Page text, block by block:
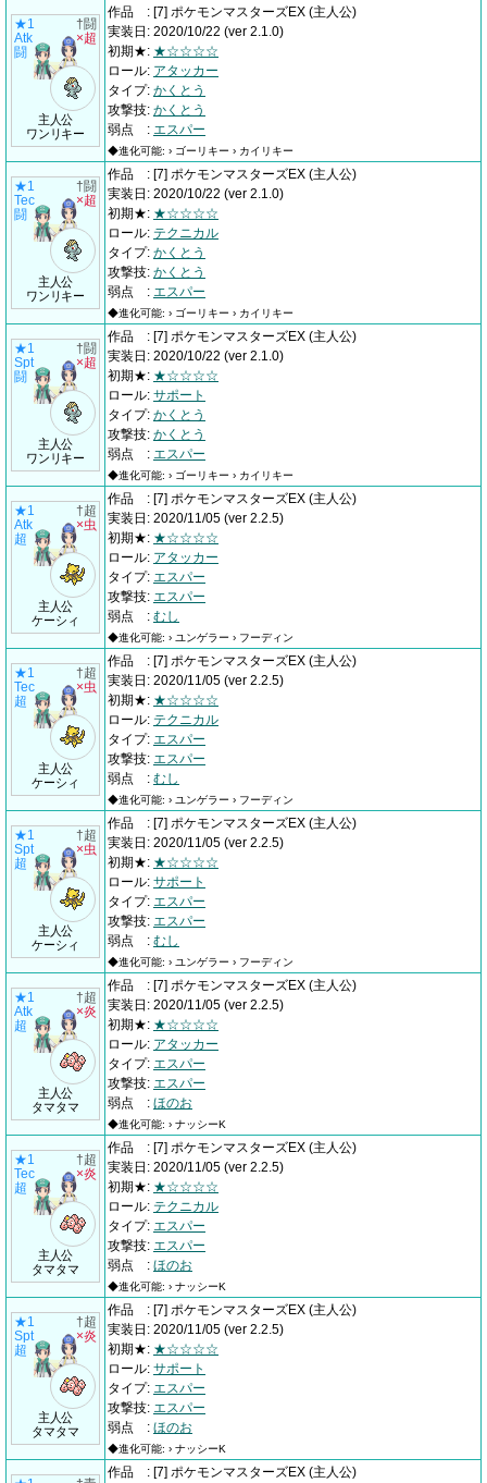
★1
Atk
闘
主人公
ワンリキー
†闘
×超
作品 : [7] ポケモンマスターズEX (主人公)
実装日 : 2020/10/22 (ver 2.1.0)
初期★: ★☆☆☆☆
ロール: アタッカー
タイプ: かくとう
攻撃技: かくとう
弱点
: エスパー
◆進化可能: › ゴーリキー › カイリキー
★1
Tec
闘
主人公
ワンリキー
†闘
×超
作品 : [7] ポケモンマスターズEX (主人公)
実装日 : 2020/10/22 (ver 2.1.0)
初期★: ★☆☆☆☆
ロール: テクニカル
タイプ: かくとう
攻撃技: かくとう
弱点
: エスパー
◆進化可能: › ゴーリキー › カイリキー
★1
Spt
闘
主人公
ワンリキー
†闘
×超
作品 : [7] ポケモンマスターズEX (主人公)
実装日 : 2020/10/22 (ver 2.1.0)
初期★: ★☆☆☆☆
ロール: サポート
タイプ: かくとう
攻撃技: かくとう
弱点
: エスパー
◆進化可能: › ゴーリキー › カイリキー
★1
Atk
超
主人公
ケーシィ
†超
×虫
作品 : [7] ポケモンマスターズEX (主人公)
実装日 : 2020/11/05 (ver 2.2.5)
初期★: ★☆☆☆☆
ロール: アタッカー
タイプ: エスパー
攻撃技: エスパー
弱点
: むし
◆進化可能: › ユンゲラー › フーディン
★1
Tec
超
主人公
ケーシィ
†超
×虫
作品 : [7] ポケモンマスターズEX (主人公)
実装日 : 2020/11/05 (ver 2.2.5)
初期★: ★☆☆☆☆
ロール: テクニカル
タイプ: エスパー
攻撃技: エスパー
弱点
: むし
◆進化可能: › ユンゲラー › フーディン
★1
Spt
超
主人公
ケーシィ
†超
×虫
作品 : [7] ポケモンマスターズEX (主人公)
実装日 : 2020/11/05 (ver 2.2.5)
初期★: ★☆☆☆☆
ロール: サポート
タイプ: エスパー
攻撃技: エスパー
弱点
: むし
◆進化可能: › ユンゲラー › フーディン
★1
Atk
超
主人公
タマタマ
†超
×炎
作品 : [7] ポケモンマスターズEX (主人公)
実装日 : 2020/11/05 (ver 2.2.5)
初期★: ★☆☆☆☆
ロール: アタッカー
タイプ: エスパー
攻撃技: エスパー
弱点
: ほのお
◆進化可能: › ナッシーK
★1
Tec
超
主人公
タマタマ
†超
×炎
作品 : [7] ポケモンマスターズEX (主人公)
実装日 : 2020/11/05 (ver 2.2.5)
初期★: ★☆☆☆☆
ロール: テクニカル
タイプ: エスパー
攻撃技: エスパー
弱点
: ほのお
◆進化可能: › ナッシーK
★1
Spt
超
主人公
タマタマ
†超
×炎
作品 : [7] ポケモンマスターズEX (主人公)
実装日 : 2020/11/05 (ver 2.2.5)
初期★: ★☆☆☆☆
ロール: サポート
タイプ: エスパー
攻撃技: エスパー
弱点
: ほのお
◆進化可能: › ナッシーK
作品 : [7] ポケモンマスターズEX (主人公)